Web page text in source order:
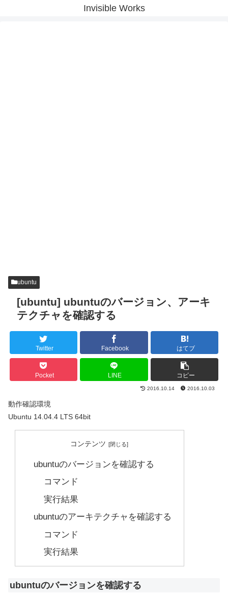
Invisible Works
ubuntu
[ubuntu] ubuntuのバージョン、アーキ
テクチャを確認する
Twitter Facebook はてブ
Pocket LINE コピー
2016.10.14 2016.10.03
動作確認環境
Ubuntu 14.04.4 LTS 64bit
コンテンツ
ubuntuのバージョンを確認する
コマンド
実行結果
ubuntuのアーキテクチャを確認する
コマンド
実行結果
ubuntuのバージョンを確認する